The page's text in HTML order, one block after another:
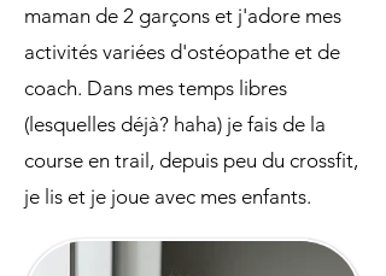
maman de 2 garçons et j'adore mes
activités variées d'ostéopathe et de
coach. Dans mes temps libres
(lesquelles déjà? haha) je fais de la
course en trail, depuis peu du crossfit,
je lis et je joue avec mes enfants.